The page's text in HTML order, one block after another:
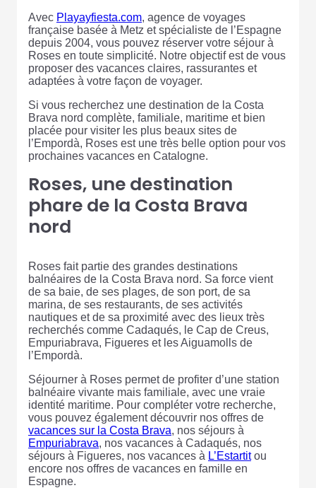
Avec Playayfiesta.com, agence de voyages
française basée à Metz et spécialiste de l’Espagne
depuis 2004, vous pouvez réserver votre séjour à
Roses en toute simplicité. Notre objectif est de vous
proposer des vacances claires, rassurantes et
adaptées à votre façon de voyager.
Si vous recherchez une destination de la Costa
Brava nord complète, familiale, maritime et bien
placée pour visiter les plus beaux sites de
l’Empordà, Roses est une très belle option pour vos
prochaines vacances en Catalogne.
Roses, une destination
phare de la Costa Brava
nord
Roses fait partie des grandes destinations
balnéaires de la Costa Brava nord. Sa force vient
de sa baie, de ses plages, de son port, de sa
marina, de ses restaurants, de ses activités
nautiques et de sa proximité avec des lieux très
recherchés comme Cadaqués, le Cap de Creus,
Empuriabrava, Figueres et les Aiguamolls de
l’Empordà.
Séjourner à Roses permet de profiter d’une station
balnéaire vivante mais familiale, avec une vraie
identité maritime. Pour compléter votre recherche,
vous pouvez également découvrir nos offres de
vacances sur la Costa Brava, nos séjours à
Empuriabrava, nos vacances à Cadaqués, nos
séjours à Figueres, nos vacances à L’Estartitou
encore nos offres de vacances en famille en
Espagne.